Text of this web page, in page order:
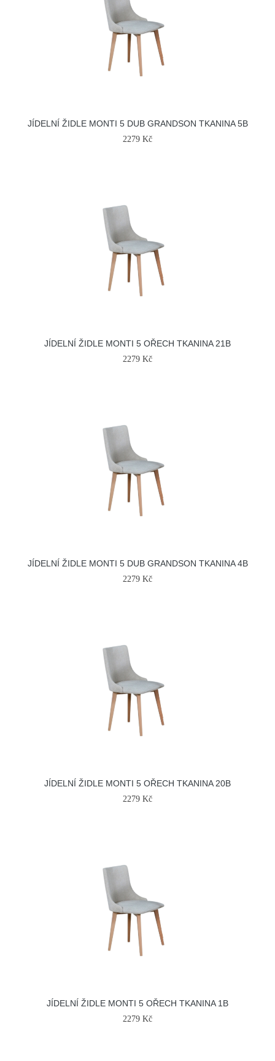
JÍDELNÍ ŽIDLE MONTI 5 DUB GRANDSON TKANINA 5B
2279 Kč
JÍDELNÍ ŽIDLE MONTI 5 OŘECH TKANINA 21B
2279 Kč
JÍDELNÍ ŽIDLE MONTI 5 DUB GRANDSON TKANINA 4B
2279 Kč
JÍDELNÍ ŽIDLE MONTI 5 OŘECH TKANINA 20B
2279 Kč
JÍDELNÍ ŽIDLE MONTI 5 OŘECH TKANINA 1B
2279 Kč